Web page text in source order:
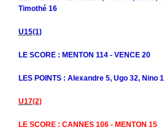
Timothé 16
U15(1)
LE SCORE : MENTON 114 - VENCE 20
LES POINTS : Alexandre 5, Ugo 32, Nino
U17(2)
LE SCORE : CANNES 106 - MENTON 15